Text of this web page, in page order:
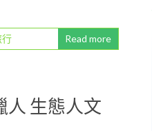
行 Read more
人 生態人文